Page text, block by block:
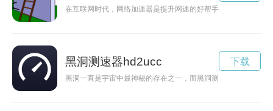
在互联网时代，网络加速器是提升网速的好帮手，但实名认证
黑洞测速器hd2ucc
黑洞一直是宇宙中最神秘的存在之一，而黑洞测速器作为一种
下载